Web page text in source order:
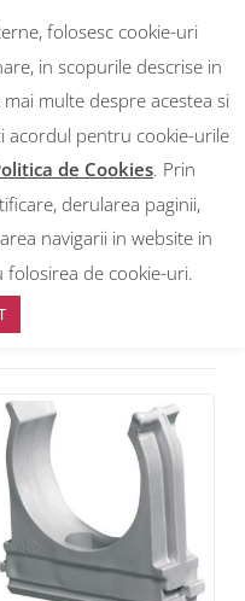
0
Cleme fixare PVC
folosesc cookie-uri
in scopurile descrise in
multe despre acestea si
acordul pentru cookie-urile
de Cookies. Prin
derularea paginii,
navigarii in website in
de cookie-uri.